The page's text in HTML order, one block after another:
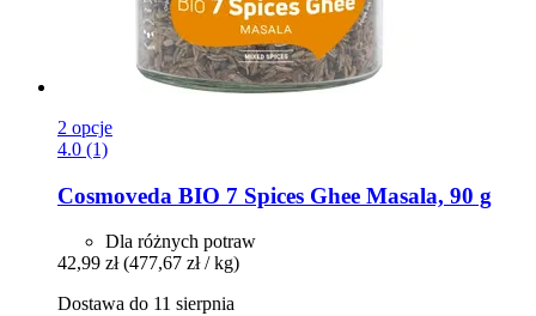
2 opcje
4.0 (1)
Cosmoveda BIO 7 Spices Ghee Masala, 90 g
Dla różnych potraw
42,99 zł (477,67 zł / kg)
Dostawa do 11 sierpnia